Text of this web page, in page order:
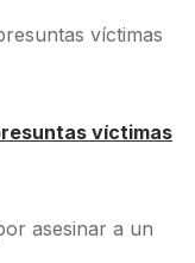
víctimas